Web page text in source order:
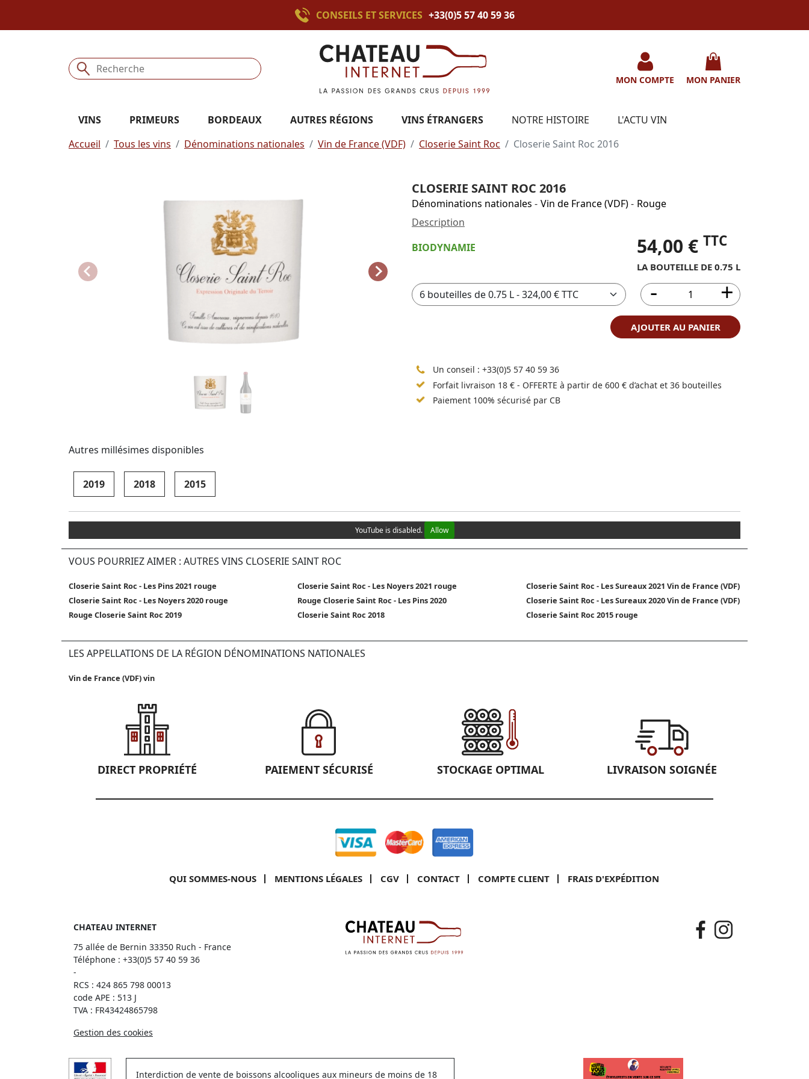
CONSEILS ET SERVICES +33(0)5 57 40 59 36
MON COMPTE MON PANIER
VINS PRIMEURS BORDEAUX AUTRES RÉGIONS VINS ÉTRANGERS NOTRE HISTOIRE
L'ACTU VIN
Accueil
Tous les vins Dénominations nationales Vin de France (VDF) Closerie Saint Roc Closerie Saint Roc 2016
CLOSERIE SAINT ROC 2016
Dénominations nationales - Vin de France (VDF)- Rouge
Description
54,00 € TTC
LA BOUTEILLE DE 0.75 L
BIODYNAMIE
AJOUTER AU PANIER
Un conseil : +33(0)5 57 40 59 36
Forfait livraison 18 € - OFFERTE à partir de 600 € d’achat et 36 bouteilles
Paiement 100% sécurisé par CB
Autres millésimes disponibles
2019 2018 2015
YouTube is disabled. Allow
VOUS POURRIEZ AIMER : AUTRES VINS CLOSERIE SAINT ROC
Closerie Saint Roc - Les Pins 2021 rouge Closerie Saint Roc - Les Noyers 2021 rouge
Closerie Saint Roc - Les Sureaux 2021 Vin de France (VDF)
Closerie Saint Roc - Les Noyers 2020 rouge
Rouge Closerie Saint Roc - Les Pins 2020
Closerie Saint Roc - Les Sureaux 2020 Vin de France (VDF)
Rouge Closerie Saint Roc 2019
Closerie Saint Roc 2018 Closerie Saint Roc 2015 rouge
LES APPELLATIONS DE LA RÉGION DÉNOMINATIONS NATIONALES
Vin de France (VDF) vin
DIRECT PROPRIÉTÉ PAIEMENT SÉCURISÉ STOCKAGE OPTIMAL LIVRAISON SOIGNÉE
QUI SOMMES-NOUS MENTIONS LÉGALES CGV CONTACT COMPTE CLIENT FRAIS D'EXPÉDITION
CHATEAU INTERNET
75 allée de Bernin 33350 Ruch - France
Téléphone : +33(0)5 57 40 59 36
-
RCS : 424 865 798 00013
code APE : 513 J
TVA : FR43424865798
Gestion des cookies
Interdiction de vente de boissons alcooliques aux mineurs de moins de 18